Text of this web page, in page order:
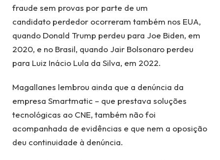
fraude sem provas por parte de um
candidato perdedor ocorreram também nos EUA,
quando Donald Trump perdeu para Joe Biden, em
2020, e no Brasil, quando Jair Bolsonaro perdeu
para Luiz Inácio Lula da Silva, em 2022.
Magallanes lembrou ainda que a denúncia da
empresa Smartmatic – que prestava soluções
tecnológicas ao CNE, também não foi
acompanhada de evidências e que nem a oposição
deu continuidade à denúncia.